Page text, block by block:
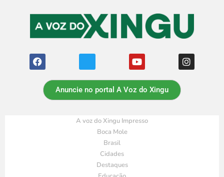
Anuncie no portal A Voz do Xingu
A voz do Xingu Impresso
Boca Mole
Brasil
Cidades
Destaques